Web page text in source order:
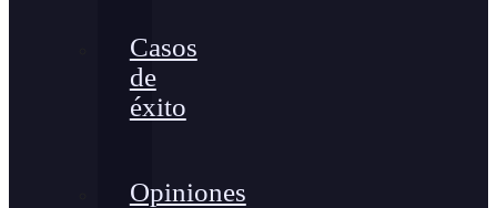
Casos
de
éxito
Opiniones